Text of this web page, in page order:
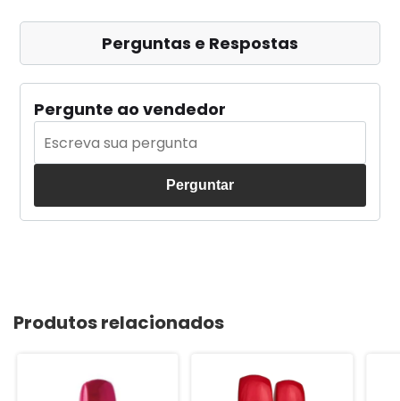
Perguntas e Respostas
Pergunte ao vendedor
Perguntar
Produtos relacionados